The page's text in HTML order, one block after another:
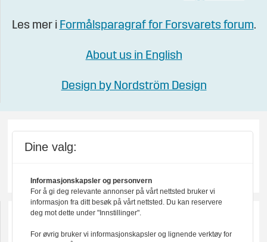
Les mer i Formålsparagraf for Forsvarets forum.
About us in English
Design by Nordström Design
Dine valg:
Informasjonskapsler og personvern
For å gi deg relevante annonser på vårt nettsted bruker vi
informasjon fra ditt besøk på vårt nettsted. Du kan reservere
deg mot dette under "Innstillinger".
For øvrig bruker vi informasjonskapsler og lignende verktøy for